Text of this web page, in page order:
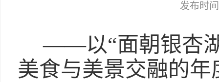
发布时
——以“面朝银杏
美食与美景交融的年